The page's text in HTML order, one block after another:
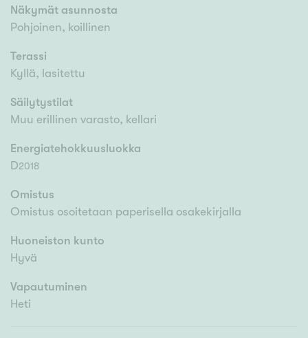
Näkymät asunnosta
Pohjoinen, koillinen
Terassi
Kyllä, lasitettu
Säilytystilat
Muu erillinen varasto, kellari
Energiatehokkuusluokka
D2018
Omistus
Omistus osoitetaan paperisella osakekirjalla
Huoneiston kunto
Hyvä
Vapautuminen
Heti